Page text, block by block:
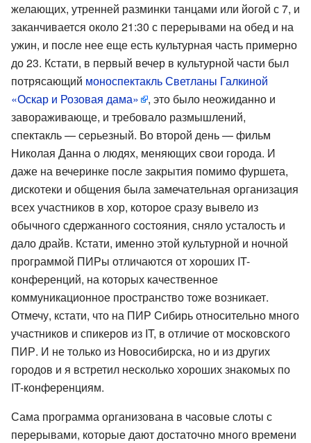
желающих, утренней разминки танцами или йогой с 7, и
заканчивается около 21:30 с перерывами на обед и на
ужин, и после нее еще есть культурная часть примерно
до 23. Кстати, в первый вечер в культурной части был
потрясающий моноспектакль Светланы Галкиной
«Оскар и Розовая дама»
, это было неожиданно и
завораживающе, и требовало размышлений,
спектакль — серьезный. Во второй день — фильм
Николая Данна о людях, меняющих свои города. И
даже на вечеринке после закрытия помимо фуршета,
дискотеки и общения была замечательная организация
всех участников в хор, которое сразу вывело из
обычного сдержанного состояния, сняло усталость и
дало драйв. Кстати, именно этой культурной и ночной
программой ПИРы отличаются от хороших IT-
конференций, на которых качественное
коммуникационное пространство тоже возникает.
Отмечу, кстати, что на ПИР Сибирь относительно много
участников и спикеров из IT, в отличие от московского
ПИР. И не только из Новосибирска, но и из других
городов и я встретил несколько хороших знакомых по
IT-конференциям.
Сама программа организована в часовые слоты с
перерывами, которые дают достаточно много времени